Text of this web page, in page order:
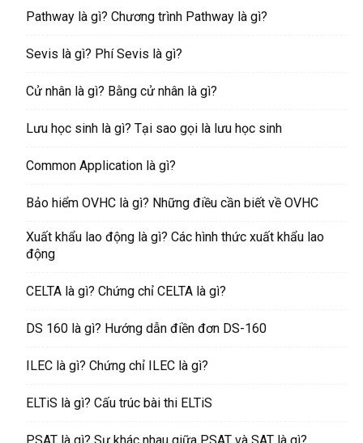
Pathway là gì? Chương trình Pathway là gì?
Sevis là gì? Phí Sevis là gì?
Cử nhân là gì? Bằng cử nhân là gì?
Lưu học sinh là gì? Tại sao gọi là lưu học sinh
Common Application là gì?
Bảo hiểm OVHC là gì? Những điều cần biết về OVHC
Xuất khẩu lao động là gì? Các hình thức xuất khẩu lao
động
CELTA là gì? Chứng chỉ CELTA là gì?
DS 160 là gì? Hướng dẫn điền đơn DS-160
ILEC là gì? Chứng chỉ ILEC là gì?
ELTiS là gì? Cấu trúc bài thi ELTiS